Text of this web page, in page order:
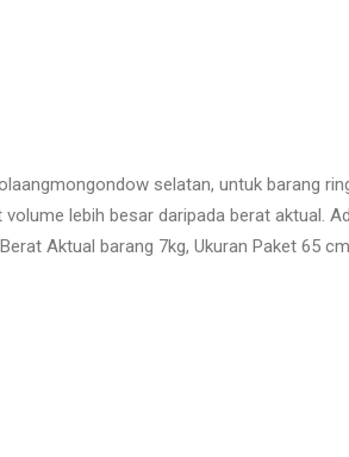
selatan, untuk barang
lebih besar daripada berat aktual.
Aktual barang 7kg, Ukuran Paket 65